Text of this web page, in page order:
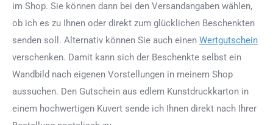
im Shop. Sie können dann bei den Versandangaben wählen,
ob ich es zu Ihnen oder direkt zum glücklichen Beschenkten
senden soll. Alternativ können Sie auch einen Wertgutschein
verschenken. Damit kann sich der Beschenkte selbst ein
Wandbild nach eigenen Vorstellungen in meinem Shop
aussuchen. Den Gutschein aus edlem Kunstdruckkarton in
einem hochwertigen Kuvert sende ich Ihnen direkt nach Ihrer